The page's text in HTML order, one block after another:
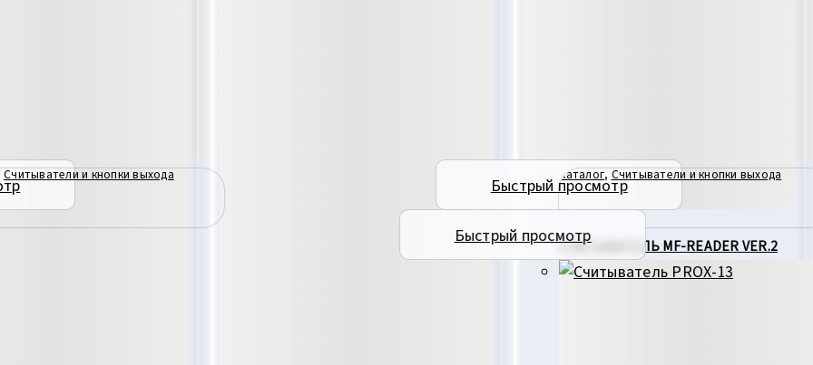
Считыватели и кнопки выхода
Быстрый просмотр
Каталог,Считыватели и кнопки выхода
СЧИТЫВАТЕЛЬ MF-READER VER.2
Быстрый просмотр